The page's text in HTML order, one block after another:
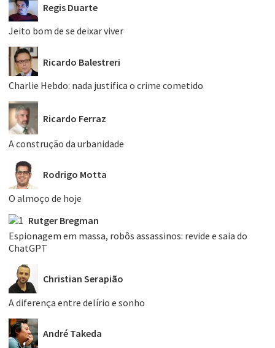
Regis Duarte
Jeito bom de se deixar viver
Ricardo Balestreri
Charlie Hebdo: nada justifica o crime cometido
Ricardo Ferraz
A construção da urbanidade
Rodrigo Motta
O almoço de hoje
Rutger Bregman
Espionagem em massa, robôs assassinos: revide e saia do
ChatGPT
Christian Serapião
A diferença entre delírio e sonho
André Takeda